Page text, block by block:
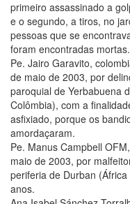
primeiro assassinado a
e o segundo, a tiros, no
pessoas que se
foram encontradas mortas.
Pe. Jairo Garavito,
de maio de 2003, por
paroquial de Yerbabuena
Colômbia), com a
asfixiado, porque os
amordaçaram.
Pe. Manus Campbell
maio de 2003, por
periferia de Durban
anos.